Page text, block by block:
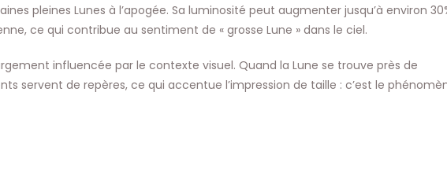
pleines Lunes à l’apogée. Sa luminosité peut augmenter jusqu’à environ
ce qui contribue au sentiment de « grosse Lune » dans le ciel.
influencée par le contexte visuel. Quand la Lune se trouve près de
servent de repères, ce qui accentue l’impression de taille : c’est le